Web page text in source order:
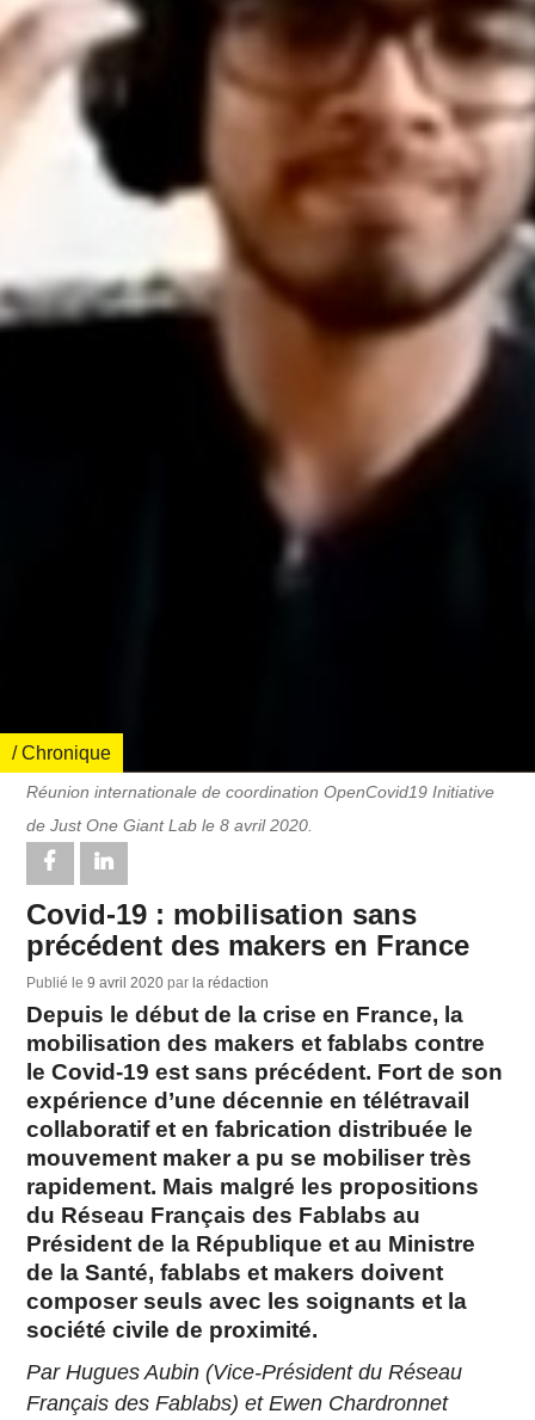
/ Chronique
Réunion internationale de coordination OpenCovid19 Initiative
de Just One Giant Lab le 8 avril 2020.
Covid-19 : mobilisation sans
précédent des makers en France
Publié le9 avril 2020par la rédaction
Depuis le début de la crise en France, la
mobilisation des makers et fablabs contre
le Covid-19 est sans précédent. Fort de son
expérience d’une décennie en télétravail
collaboratif et en fabrication distribuée le
mouvement maker a pu se mobiliser très
rapidement. Mais malgré les propositions
du Réseau Français des Fablabs au
Président de la République et au Ministre
de la Santé, fablabs et makers doivent
composer seuls avec les soignants et la
société civile de proximité.
Par Hugues Aubin (Vice-Président du Réseau
Français des Fablabs) et Ewen Chardronnet